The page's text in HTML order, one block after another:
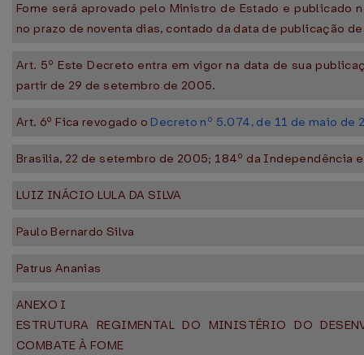
Fome será aprovado pelo Ministro de Estado e publicado
no prazo de noventa dias, contado da data de publicação
Art. 5º Este Decreto entra em vigor na data de sua
partir de 29 de setembro de 2005.
Art. 6º Fica revogado o Decreto nº 5.074, de 11 de maio de
Brasília, 22 de setembro de 2005; 184º da Independência e
LUIZ INÁCIO LULA DA SILVA
Paulo Bernardo Silva
Patrus Ananias
ANEXO I
ESTRUTURA REGIMENTAL DO MINISTÉRIO DO
COMBATE À FOME